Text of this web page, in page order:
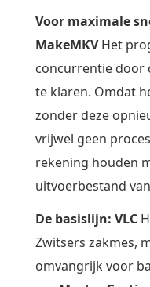
Voor maximale
MakeMKVHet
concurrentie door
te klaren. Omdat
zonder deze
vrijwel geen
rekening houden
uitvoerbestand
De basislijn: VLC
Zwitsers zakmes,
omvangrijk voor